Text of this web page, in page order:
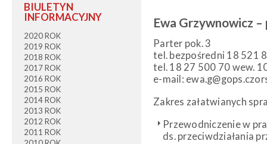
BIULETYN
INFORMACYJNY
2020 ROK
2019 ROK
2018 ROK
2017 ROK
2016 ROK
2015 ROK
2014 ROK
2013 ROK
2012 ROK
2011 ROK
Ewa Grzywnowicz
Parter pok. 3
tel. bezpośredni 18 521
tel. 18 27 500 70 wew.
e-mail:
Zakres załatwianych
Przewodniczenie w
ds. przeciwdziałania